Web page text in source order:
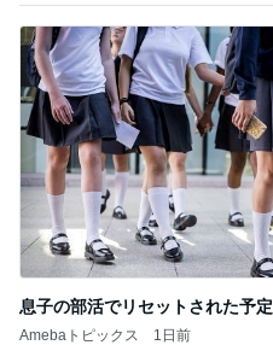
息子の部活でリセットされた予定
Amebaトピックス 1日前